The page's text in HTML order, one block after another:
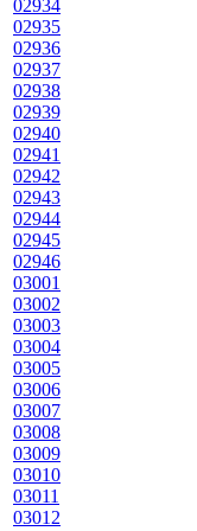
02934
02935
02936
02937
02938
02939
02940
02941
02942
02943
02944
02945
02946
03001
03002
03003
03004
03005
03006
03007
03008
03009
03010
03011
03012